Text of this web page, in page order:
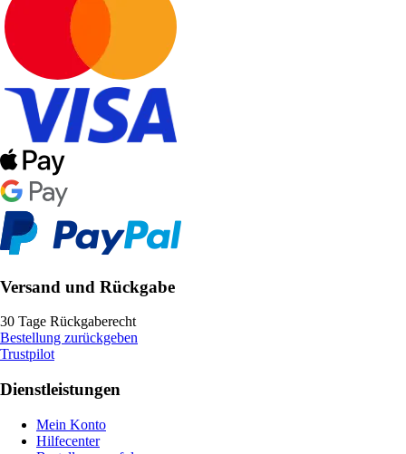
Versand und Rückgabe
30 Tage Rückgaberecht
Bestellung zurückgeben
Trustpilot
Dienstleistungen
Mein Konto
Hilfecenter